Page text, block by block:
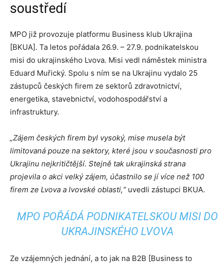
soustředí
MPO již provozuje platformu Business klub Ukrajina
[BKUA]. Ta letos pořádala 26.9. – 27.9. podnikatelskou
misi do ukrajinského Lvova. Misi vedl náměstek ministra
Eduard Muřický. Spolu s ním se na Ukrajinu vydalo 25
zástupců českých firem ze sektorů zdravotnictví,
energetika, stavebnictví, vodohospodářství a
infrastruktury.
„Zájem českých firem byl vysoký, mise musela být
limitovaná pouze na sektory, které jsou v současnosti pro
Ukrajinu nejkritičtější. Stejně tak ukrajinská strana
projevila o akci velký zájem, účastnilo se jí více než 100
firem ze Lvova a lvovské oblasti,“uvedli zástupci BKUA.
MPO POŘÁDÁ PODNIKATELSKOU MISI DO
UKRAJINSKÉHO LVOVA
Ze vzájemných jednání, a to jak na B2B [Business to